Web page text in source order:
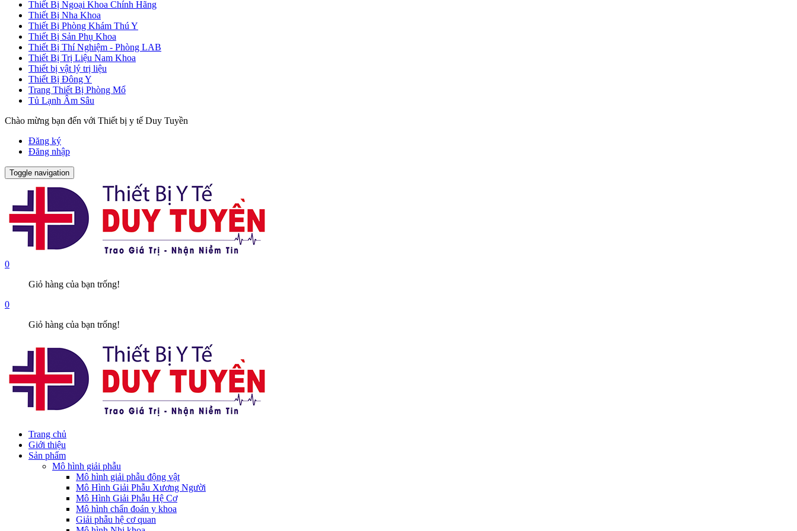
Thiết Bị Ngoại Khoa Chính Hãng
Thiết Bị Nha Khoa
Thiết Bị Phòng Khám Thú Y
Thiết Bị Sản Phụ Khoa
Thiết Bị Thí Nghiệm - Phòng LAB
Thiết Bị Trị Liệu Nam Khoa
Thiết bị vật lý trị liệu
Thiết Bị Đông Y
Trang Thiết Bị Phòng Mổ
Tủ Lạnh Âm Sâu
Chào mừng bạn đến với Thiết bị y tế Duy Tuyền
Đăng ký
Đăng nhập
Toggle navigation
0
Giỏ hàng của bạn trống!
0
Giỏ hàng của bạn trống!
Trang chủ
Giới thiệu
Sản phẩm
Mô hình giải phẫu
Mô hình giải phẫu động vật
Mô Hình Giải Phẫu Xương Người
Mô Hình Giải Phẫu Hệ Cơ
Mô hình chẩn đoán y khoa
Giải phẫu hệ cơ quan